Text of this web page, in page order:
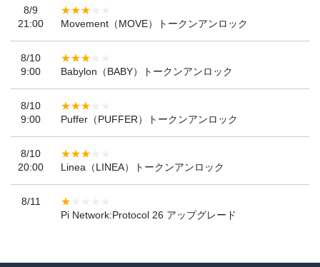
8/9
21:00
Movement（MOVE）トークンアンロック
8/10
9:00
Babylon（BABY）トークンアンロック
8/10
9:00
Puffer（PUFFER）トークンアンロック
8/10
20:00
Linea（LINEA）トークンアンロック
8/11
Pi Network:Protocol 26 アップグレード